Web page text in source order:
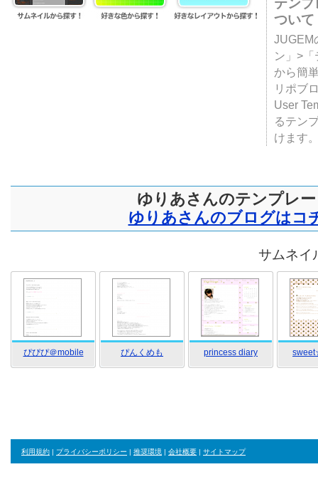
テン
ついて
JUGEM
ン」>
から簡
リポブ
User
るテン
けます
ゆりあさんのテンプレ
ゆりあさんのブログはコ
サムネイ
ぴぴぴ＠mobile ぴんくめも princess diary
利用規約 | プライバシーポリシー | 推奨環境 | 会社概要 | サイトマップ